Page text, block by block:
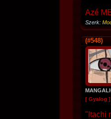
Azé
Szerk:
(#548)
[ Gyalog ]
"Itachi